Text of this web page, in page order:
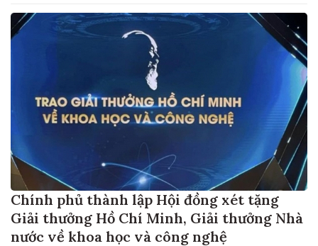
Chính phủ thành lập Hội đồng xét tặng
Giải thưởng Hồ Chí Minh, Giải thưởng Nhà
nước về khoa học và công nghệ